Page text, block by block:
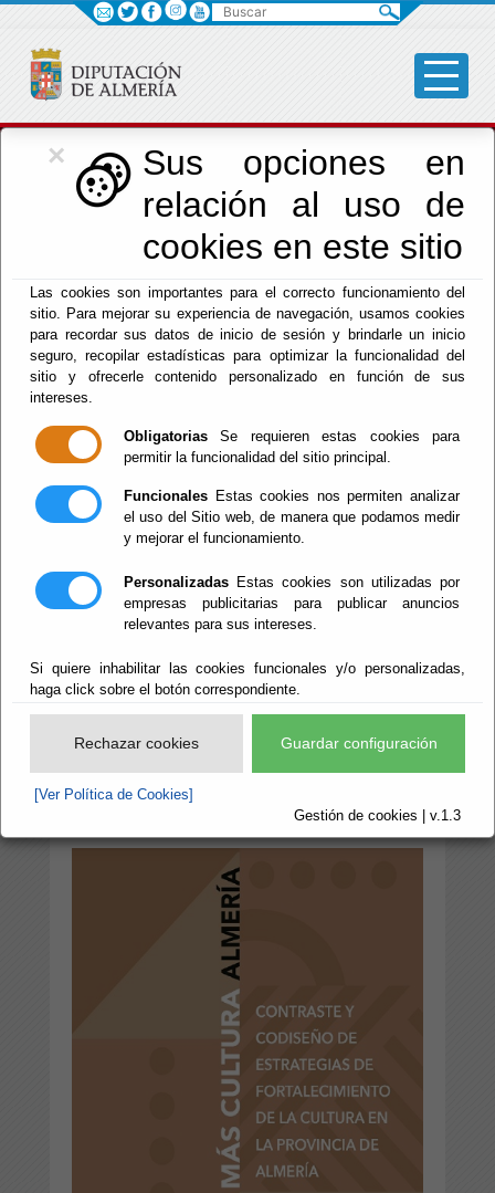
×
Sus opciones en
relación al uso de
cookies en este sitio
Las cookies son importantes para el correcto funcionamiento del
sitio. Para mejorar su experiencia de navegación, usamos cookies
para recordar sus datos de inicio de sesión y brindarle un inicio
seguro, recopilar estadísticas para optimizar la funcionalidad del
sitio y ofrecerle contenido personalizado en función de sus
intereses.
Obligatorias Se requieren estas cookies para
permitir la funcionalidad del sitio principal.
Funcionales Estas cookies nos permiten analizar
el uso del Sitio web, de manera que podamos medir
y mejorar el funcionamiento.
Personalizadas Estas cookies son utilizadas por
empresas publicitarias para publicar anuncios
relevantes para sus intereses.
Si quiere inhabilitar las cookies funcionales y/o personalizadas,
haga click sobre el botón correspondiente.
Rechazar cookies Guardar configuración
[Ver Política de Cookies]
Gestión de cookies | v.1.3
Cultura, Cine e
Identidad Almeriense
Menú Cultura
Inicio -Cultura y Cine - ESTUDIO MÁS CULTURA
ALMERÍA
ESTUDIO MÁS
CULTURA
ALMERÍA
INFORME FINAL
ESTUDIO MÁS CULTURA ALMERÍA
FORTALECIMIENTO DE LA CULTURA EN LA
PROVINCIA DE ALMERÍA
Buscar